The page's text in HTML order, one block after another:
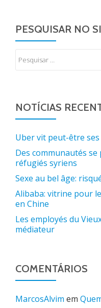
PESQUISAR NO
NOTÍCIAS
Uber vit peut-être
Des communautés
réfugiés syriens
Sexe au bel âge:
Alibaba: vitrine pour
en Chine
Les employés du
médiateur
COMENTÁRIOS
MarcosAlvim em